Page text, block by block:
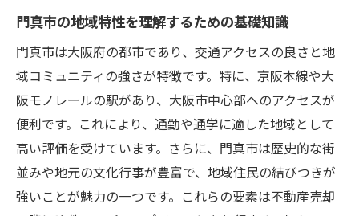
る効果
させる方法
門真市の最新不動産市場動向をチェックす
る方法
需要と供給のバランスを見極めるポイント
市場価格に基づく適正価格の設定
売り時を見極めるための経済指標
門真市の地域特性を理解するための基礎知識
門真市は大阪府の都市であり、交通アクセスの良さと地
域コミュニティの強さが特徴です。特に、京阪本線や大
阪モノレールの駅があり、大阪市中心部へのアクセスが
便利です。これにより、通勤や通学に適した地域として
高い評価を受けています。さらに、門真市は歴史的な街
並みや地元の文化行事が豊富で、地域住民の結びつきが
強いことが魅力の一つです。これらの要素は不動産売却